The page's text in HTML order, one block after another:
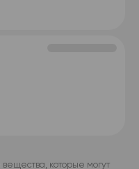
которые могут